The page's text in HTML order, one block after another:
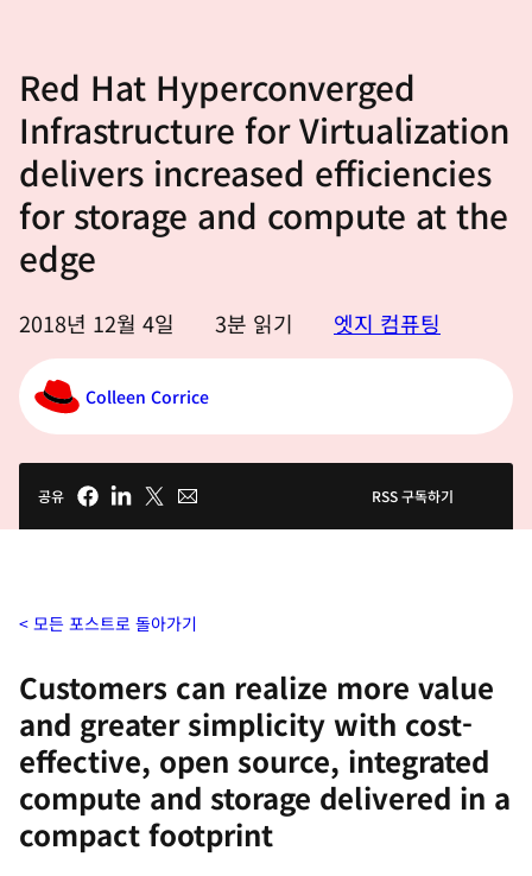
Red Hat Hyperconverged
Infrastructure for Virtualization
delivers increased efficiencies
for storage and compute at the
edge
2018년 12월 4일 3분 읽기 엣지 컴퓨팅
Colleen Corrice
공유 RSS 구독하기
모든 포스트로 돌아가기
Customers can realize more value
and greater simplicity with cost-
effective, open source, integrated
compute and storage delivered in a
compact footprint